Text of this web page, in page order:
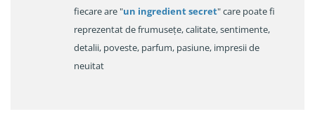
fiecare are "un ingredient secret" care poate fi
reprezentat de frumusețe, calitate, sentimente,
detalii, poveste, parfum, pasiune, impresii de
neuitat